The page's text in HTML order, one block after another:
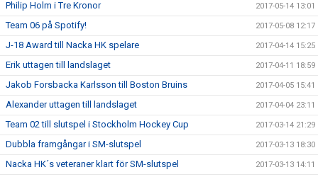
Philip Holm i Tre Kronor 2017-05-14 13:01
Team 06 på Spotify! 2017-05-08 12:17
J-18 Award till Nacka HK spelare 2017-04-14 15:25
Erik uttagen till landslaget 2017-04-11 18:59
Jakob Forsbacka Karlsson till Boston Bruins 2017-04-05 15:41
Alexander uttagen till landslaget 2017-04-04 23:11
Team 02 till slutspel i Stockholm Hockey Cup 2017-03-14 21:29
Dubbla framgångar i SM-slutspel 2017-03-13 18:30
Nacka HK´s veteraner klart för SM-slutspel 2017-03-13 14:11